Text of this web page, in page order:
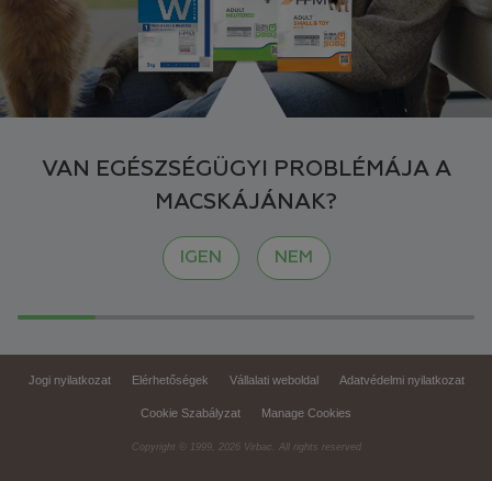
VAN EGÉSZSÉGÜGYI PROBLÉMÁJA A
MACSKÁJÁNAK?
IGEN NEM
Jogi nyilatkozat Elérhetőségek Vállalati weboldal Adatvédelmi nyilatkozat
Cookie Szabályzat Manage Cookies
Copyright © 1999, 2026 Virbac. All rights reserved